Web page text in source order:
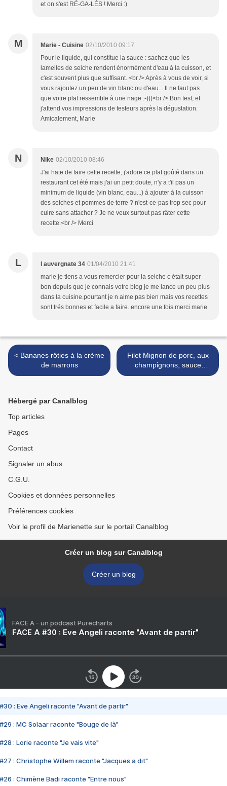
et on s'est RÉ-GA-LÉS ! Merci :)
M Marie - Cuisine 02/10/2010 09:17
Pour le liquide, qui constitue la sauce : sachez que les
lamelles de seiche rendent énormément d'eau à la cuisson, et
c'est souvent plus que suffisant. <br /> Après à vous de voir, si
vous rajoutez un peu de vin blanc ou d'eau... Il ne faut pas
que votre plat ressemble à une nage :-)))<br /> Bon test, et
j'attend vos impressions de testeurs après la dégustation.
Amicalement, Marie
N Nike 02/10/2010 08:46
J'ai hate de faire cette recette, j'adore ce plat goûté dans un
restaurant cet été mais j'ai un petit doute, n'y a t'il pas un
minimum de liquide (vin blanc, eau...) à ajouter à la cuisson
des seiches et pommes de terre ? n'est-ce-pas trop sec pour
cuire sans attacher ? Je ne veux surtout pas râter cette
recette.<br /> Merci
L l auvergnate 34 01/04/2010 21:41
marie je tiens a vous remercier pour la seiche c était super
bon depuis que je connais votre blog je me lance un peu plus
dans la cuisine.pourtant je n aime pas bien mais vos recettes
sont trés bonnes et facile a faire. encore une fois merci marie
< Bananes rôties à la crème
de marrons
Filet Mignon de porc, aux
champignons, sauce
Cognac >
Hébergé par Canalblog
Top articles
Pages
Contact
Signaler un abus
C.G.U.
Cookies et données personnelles
Préférences cookies
Voir le profil de Marienette sur le portail Canalblog
Créer un blog sur Canalblog
Créer un blog
FACE A - un podcast Purecharts
FACE A #30 : Eve Angeli raconte "Avant de partir"
#30 : Eve Angeli raconte "Avant de partir"
#29 : MC Solaar raconte "Bouge de là"
#28 : Lorie raconte "Je vais vite"
#27 : Christophe Willem raconte "Jacques a dit"
#26 : Chimène Badi raconte "Entre nous"